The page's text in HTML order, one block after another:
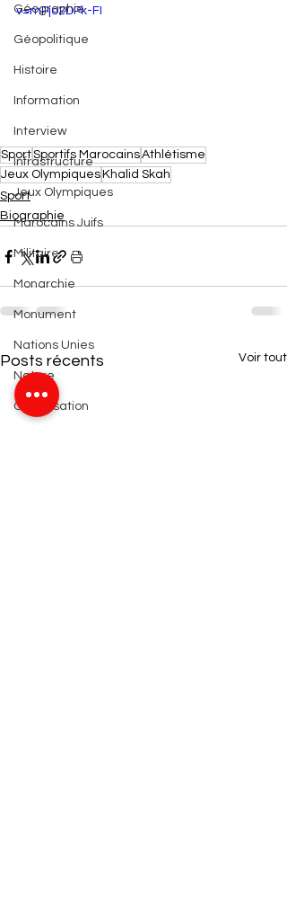
Géographie
Géopolitique
Histoire
Information
Interview
Infrastructure
Jeux Olympiques
Marocains Juifs
Militaire
Monarchie
Monument
Nations Unies
Nature
Organisation
v=mPjo2DPk-FI
SportSportifs MarocainsAthlétisme
Jeux Olympiques Khalid Skah
Sport
Biographie
Posts récents Voir tout